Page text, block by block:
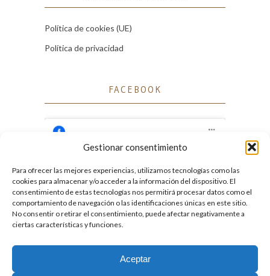
Gestionar consentimiento
Para ofrecer las mejores experiencias, utilizamos tecnologías como las
cookies para almacenar y/o acceder a la información del dispositivo. El
consentimiento de estas tecnologías nos permitirá procesar datos como el
comportamiento de navegación o las identificaciones únicas en este sitio.
No consentir o retirar el consentimiento, puede afectar negativamente a
ciertas características y funciones.
Aceptar
Política de cookies (UE)
Política de privacidad
FACEBOOK
Facebook
Haz clic para aceptar cookies de marketing
y permitir este contenido